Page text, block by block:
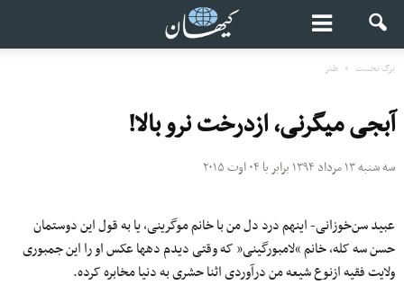
برگ نخست طنز
آبجی میگرنی، ازدرخت نرو بالا!
سه شنبه ۱۳ مرداد ۱۳۹۴ برابر با ۰۴ اوت ۲۰۱۵
عبید سن‌خوزانی- اینهم درد دل من با خانم موگرینی، یا به قول این دوستمان
حسن سه کله، خانم “لامبورگینی” که وقتی دیدم دهها عکس او را این جمبوری
ولایت فقیه ازنوع شیعه من درآوردی اثنا حشری به دنیا مخابره کرده.